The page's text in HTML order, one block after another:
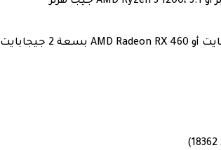
بطاقة الفيديو: NVIDIA GeForce GTX 960 بسعة 2 جيجابايت أو AMD Radeon RX 460 بسعة 2 جيجابايت